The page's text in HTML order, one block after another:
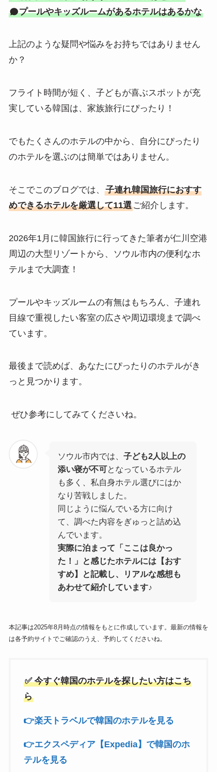
プールやキッズルームがあるホテルはあるかな
上記のような疑問や悩みをお持ちではありません
か？
フライト時間が短く、子どもが喜ぶスポットが充
実している韓国は、家族旅行にぴったり！
でもたくさんのホテルの中から、自分にぴったり
のホテルを選ぶのは簡単ではありません。
そこでこのブログでは、 子連れ韓国旅行におすす
めできるホテルを厳選して11選ご紹介します。
2026年1月に韓国旅行に行ってきた筆者が仁川空港
周辺の大型リゾートから、ソウル市内の便利なホ
テルまで大調査！
プールやキッズルームの有無はもちろん、子連れ
目線で重視したい客室の広さや周辺環境まで調べ
ています。
最後まで読めば、あなたにぴったりのホテルがき
っと見つかります。
ぜひ参考にしてみてくださいね。
ソウル市内では、 子ども2人以上の
添い寝が不可となっているホテル
も多く、私自身ホテル選びにはか
なり苦戦しました。
同じように悩んでいる方に向け
て、調べた内容をぎゅっと詰め込
んでいます。
実際に泊まって「ここは良かっ
た！」と感じたホテルには【おす
すめ】と記載し、リアルな感想も
あわせて紹介しています♪
本記事は2025年8月時点の情報をもとに作成しています。最新の情報を
は各予約サイトでご確認のうえ、予約してくださいね。
✅ 今すぐ韓国のホテルを探したい方はこち
ら
👉️楽天トラベルで韓国のホテルを見る
👉️エクスペディア【Expedia】で韓国のホ
テルを見る